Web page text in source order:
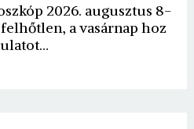
2026. augusztus 8-
felhőtlen, a vasárnap hoz